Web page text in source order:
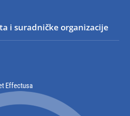
i suradničke organizacije
Effectusa